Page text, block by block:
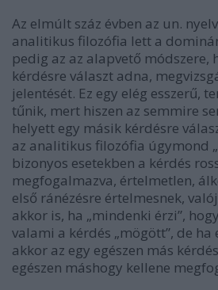
Az elmúlt száz évben az un.
analitikus filozófia lett a
pedig az az alapvető módszere,
kérdésre választ adna,
jelentését. Ez egy elég esszerű,
tűnik, mert hiszen az semmire
helyett egy másik kérdésre
az analitikus filozófia úgymond
bizonyos esetekben a kérdés
megfogalmazva, értelmetlen,
első ránézésre értelmesnek,
akkor is, ha „mindenki érzi”,
valami a kérdés „mögött”, de ha
akkor az egy egészen más
egészen máshogy kellene